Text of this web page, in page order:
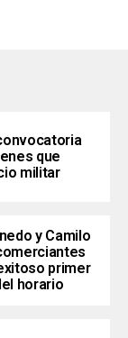
que
militar
y Camilo
primer
horario